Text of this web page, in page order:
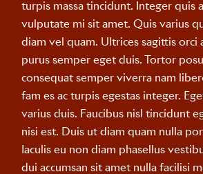
turpis massa tincidunt. Integer quis
vulputate mi sit amet. Quis varius
diam vel quam. Ultrices sagittis orci
purus semper eget duis. Tortor
consequat semper viverra nam
fam es ac turpis egestas integer.
varius duis. Faucibus nisl tincidunt
nisi est. Duis ut diam quam nulla
Iaculis eu non diam phasellus
dui accumsan sit amet nulla facilisi